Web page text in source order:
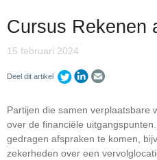
Cursus Rekenen
15 februari 2024
Deel dit artikel
Partijen die samen verplaatsbare
over de financiële
gedragen afspraken te komen,
zekerheden over een